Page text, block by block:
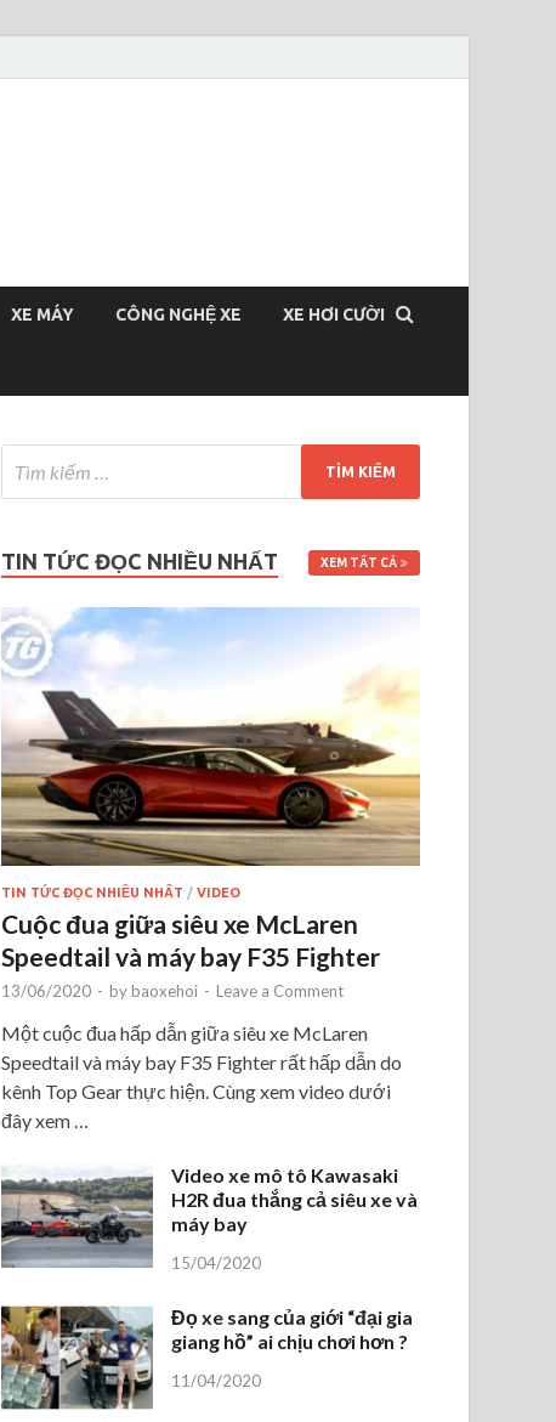
XE MÁY CÔNG NGHỆ XE XE HƠI CƯỜI
TIN TỨC ĐỌC NHIỀU NHẤT XEM TẤT CẢ
TIN TỨC ĐỌC NHIỀU NHẤT /VIDEO
Cuộc đua giữa siêu xe McLaren
Speedtail và máy bay F35 Fighter
13/06/2020 - by baoxehoi - Leave a Comment
Một cuộc đua hấp dẫn giữa siêu xe McLaren
Speedtail và máy bay F35 Fighter rất hấp dẫn do
kênh Top Gear thực hiện. Cùng xem video dưới
đây xem …
Video xe mô tô Kawasaki
H2R đua thắng cả siêu xe và
máy bay
15/04/2020
Đọ xe sang của giới “đại gia
giang hồ” ai chịu chơi hơn ?
11/04/2020